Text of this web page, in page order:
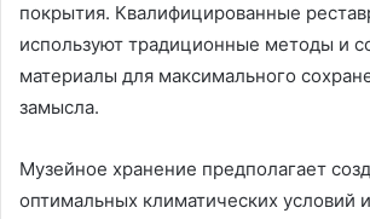
покрытия. Квалифицированные
используют традиционные методы и
материалы для максимального
замысла.
Музейное хранение предполагает
оптимальных климатических условий